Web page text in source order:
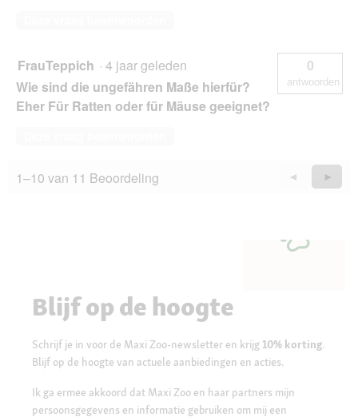
FrauTeppich · 4 jaar geleden
Wie sind die ungefähren Maße hierfür?
Eher Für Ratten oder für Mäuse geeignet?
0
antwoorden
1–10 van 11 Beoordeling
Vorige
Questions
◄ ►
Blijf op de hoogte
Schrijf je in voor de Maxi Zoo-newsletter en krijg 10% korting.
Blijf op de hoogte van actuele aanbiedingen en acties.
Ik ga ermee akkoord dat Maxi Zoo en haar partners mijn
persoonsgegevens en informatie gebruiken om mij een